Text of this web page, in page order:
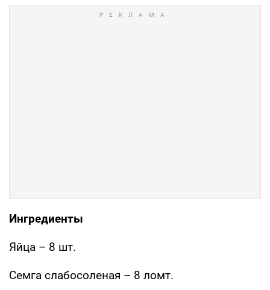
Ингредиенты
Яйца – 8 шт.
Семга слабосоленая – 8 ломт.